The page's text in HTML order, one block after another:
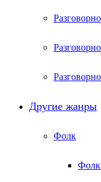
Другие жанры
Фолк
Фолк